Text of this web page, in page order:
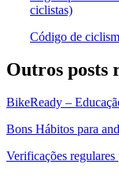
ciclistas)
Código de
Outros posts
BikeReady –
Bons Hábitos para
Verificações